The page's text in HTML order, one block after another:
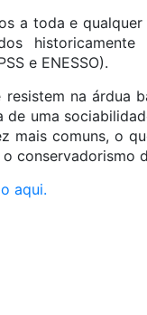
a toda e
e ENESSO).
na árdua
uma
mais comuns, o
conservadorismo
aqui.